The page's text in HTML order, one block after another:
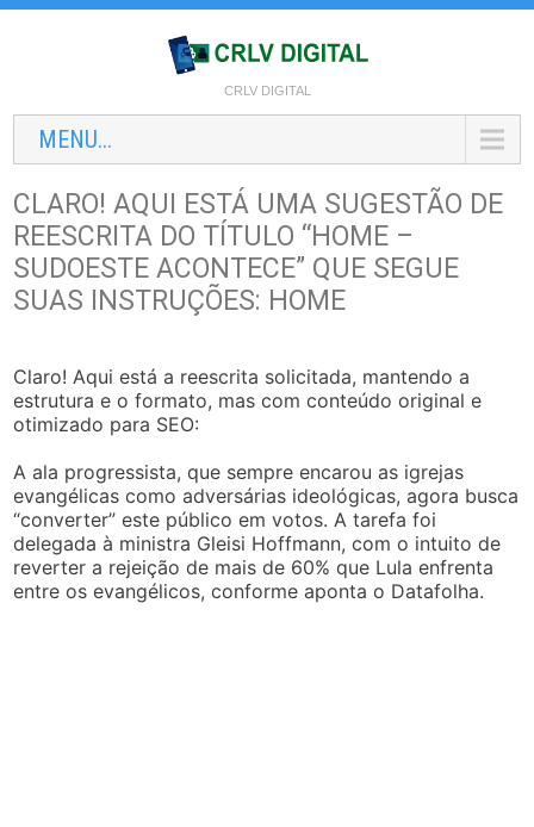
CRLV DIGITAL
MENU...
CLARO! AQUI ESTÁ UMA SUGESTÃO DE
REESCRITA DO TÍTULO “HOME –
SUDOESTE ACONTECE” QUE SEGUE
SUAS INSTRUÇÕES: HOME
Claro! Aqui está a reescrita solicitada, mantendo a
estrutura e o formato, mas com conteúdo original e
otimizado para SEO:
A ala progressista, que sempre encarou as igrejas
evangélicas como adversárias ideológicas, agora busca
“converter” este público em votos. A tarefa foi
delegada à ministra Gleisi Hoffmann, com o intuito de
reverter a rejeição de mais de 60% que Lula enfrenta
entre os evangélicos, conforme aponta o Datafolha.